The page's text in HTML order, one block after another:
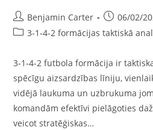
Post
author:
Benjamin Carter
Post
published:
06/02/
Post3-1-4-2 formācijas taktiskā
3-1-4-2 futbola formācija ir
spēcīgu aizsardzības līniju,
vidējā laukuma un uzbrukuma
komandām efektīvi pielāgoties
veicot stratēģiskas…